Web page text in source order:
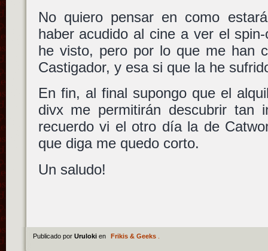
No quiero pensar en como
haber acudido al cine a ver el
he visto, pero por lo que me han
Castigador, y esa si que la he
En fin, al final supongo que el
divx me permitirán descubrir tan
recuerdo vi el otro día la de
que diga me quedo corto.
Un saludo!
Publicado por Uruloki en Frikis & Geeks.